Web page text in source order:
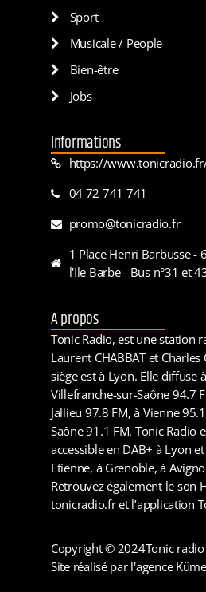
Sport
Musicale / People
Bien-être
Jobs
Informations
https://
04 72 741 741
promo@tonicradio.fr
1 Place Henri Barbusse -
l'Ile Barbe - Bus n°31 et
A propos
Tonic Radio, est une station
Laurent CHABBAT et Charles
siège est à Lyon. Elle diffuse
Villefranche-sur-Saône 94.7
Jallieu 97.8 FM, à Vienne
Saône 91.1 FM. Tonic Radio
accessible en DAB+ à Lyon
Etienne, à Grenoble, à
Retrouvez également le son
tonicradio.fr et l’application
Copyright © 2024Tonic radio
Site réalisé par l'agence